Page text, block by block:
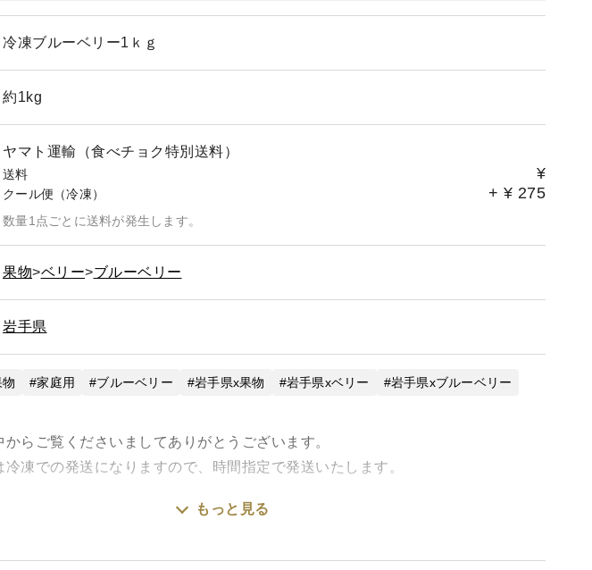
冷凍ブルーベリー1ｋｇ
約1kg
ヤマト運輸（食べチョク特別送料）
送料 ¥
クール便（冷凍） + ¥ 275
数量1点ごとに送料が発生します。
果物 ベリー ブルーベリー
岩手県
家庭用 ブルーベリー 岩手県x果物 岩手県xベリー 岩手県xブルーベリー
らご覧くださいましてありがとうございます。
冷凍での発送になりますので、時間指定で発送いたします。
ご園の冷凍ブルーベリー1kgとなってます。
もっと見る